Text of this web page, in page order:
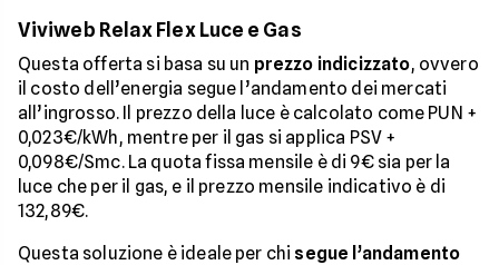
Viviweb Relax Flex Luce e Gas
Questa offerta si basa su un prezzo indicizzato, ovvero
il costo dell’energia segue l’andamento dei mercati
all’ingrosso. Il prezzo della luce è calcolato come PUN +
0,023€/kWh, mentre per il gas si applica PSV +
0,098€/Smc. La quota fissa mensile è di 9€ sia per la
luce che per il gas, e il prezzo mensile indicativo è di
132,89€.
Questa soluzione è ideale per chi segue l’andamento